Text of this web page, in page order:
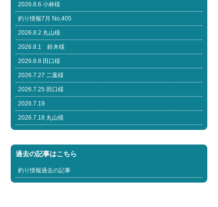
2026.8.6 小林様
釣り情報7月 No,405
2026.8.2 丸山様
2026.8.1 鈴木様
2026.8.8 田口様
2026.7.27 二葉様
2026.7.25 田口様
2026.7.19
2026.7.18 丸山様
過去の記事はこちら
釣り情報過去の記事